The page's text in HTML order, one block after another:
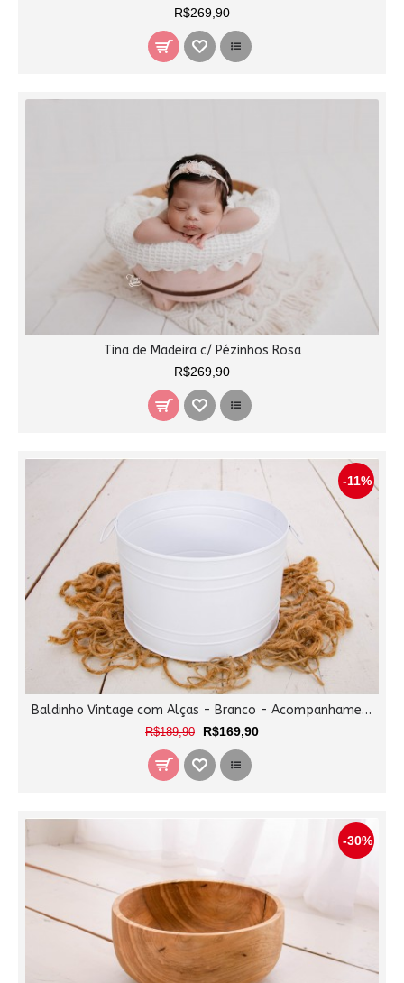
R$269,90
Tina de Madeira c/ Pézinhos Rosa
R$269,90
-11%
Baldinho Vintage com Alças - Branco - Acompanhamento
R$189,90 R$169,90
-30%